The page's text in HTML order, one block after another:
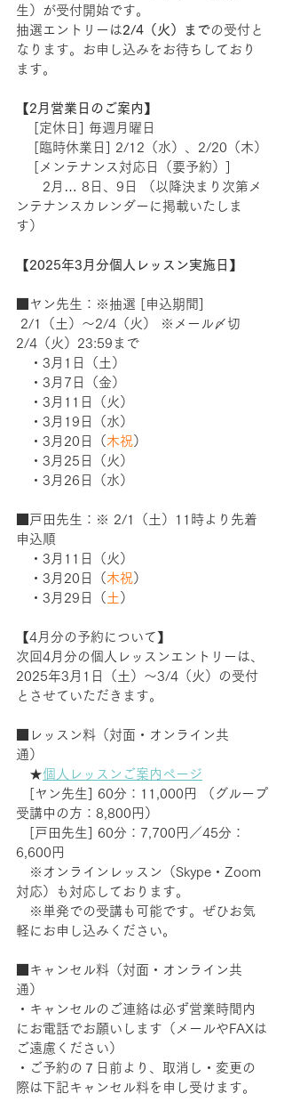
生）が受付開始です。
抽選エントリーは2/4（火）までの受付と
なります。お申し込みをお待ちしており
ます。
【 2月営業日のご案内 】
[定休日] 毎週月曜日
[臨時休業日] 2/12（水）、2/20（木）
[メンテナンス対応日（要予約）]
2月… 8日、9日 （以降決まり次第メ
ンテナンスカレンダーに掲載いたしま
す）
【 2025年3月分個人レッスン実施日 】
■ヤン先生：※抽選 [申込期間]
2/1（土）〜2/4（火） ※メール〆切
2/4（火）23:59まで
・3月1日（土）
・3月7日（金）
・3月11日（火）
・3月19日（水）
・3月20日（ 木祝 ）
・3月25日（火）
・3月26日（水）
■戸田先生：※ 2/1（土）11時より先着
申込順
・3月11日（火）
・3月20日（ 木祝 ）
・3月29日（ 土 ）
【4月分の予約について】
次回4月分の個人レッスンエントリーは、
2025年3月1日（土）〜3/4（火）の受付
とさせていただきます。
■レッスン料（対面・オンライン共
通）
★個人レッスンご案内ページ
[ヤン先生] 60分：11,000円 （グループ
受講中の方：8,800円）
[戸田先生] 60分：7,700円／45分：
6,600円
※オンラインレッスン（Skype・Zoom
対応）も対応しております。
※単発での受講も可能です。ぜひお気
軽にお申し込みください。
■キャンセル料（対面・オンライン共
通）
・キャンセルのご連絡は必ず営業時間内
にお電話でお願いします（メールやFAXは
ご遠慮ください）
・ご予約の７日前より、取消し・変更の
際は下記キャンセル料を申し受けます。